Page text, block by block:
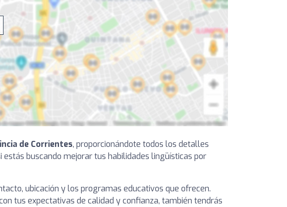
de Corrientes, proporcionándote todos los detalles
buscando mejorar tus habilidades lingüísticas por
ubicación y los programas educativos que ofrecen.
tus expectativas de calidad y confianza, también tendrás